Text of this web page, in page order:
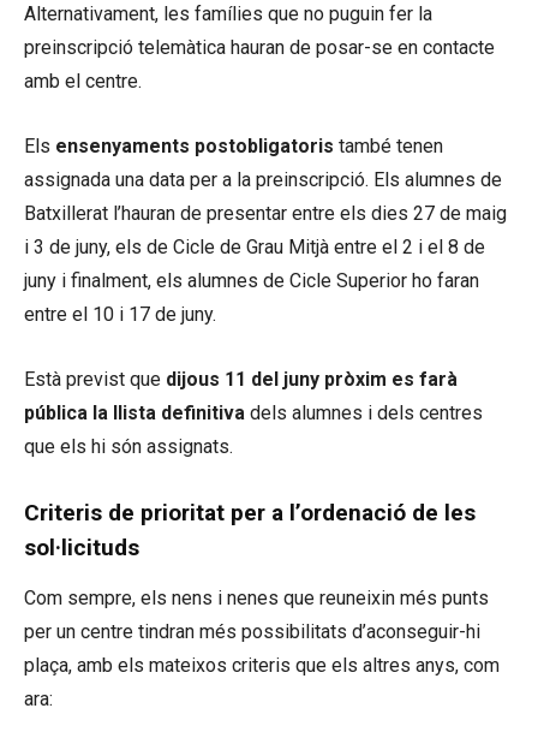
Alternativament, les famílies que no puguin fer la
preinscripció telemàtica hauran de posar-se en contacte
amb el centre.
Els ensenyaments postobligatoris també tenen
assignada una data per a la preinscripció. Els alumnes de
Batxillerat l’hauran de presentar entre els dies 27 de maig
i 3 de juny, els de Cicle de Grau Mitjà entre el 2 i el 8 de
juny i finalment, els alumnes de Cicle Superior ho faran
entre el 10 i 17 de juny.
Està previst que dijous 11 del juny pròxim es farà
pública la llista definitiva dels alumnes i dels centres
que els hi són assignats.
Criteris de prioritat per a l’ordenació de les
sol·licituds
Com sempre, els nens i nenes que reuneixin més punts
per un centre tindran més possibilitats d’aconseguir-hi
plaça, amb els mateixos criteris que els altres anys, com
ara: